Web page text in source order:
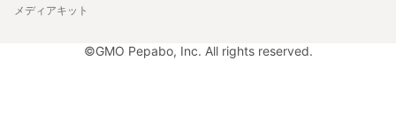
メディアキット
©GMO Pepabo, Inc. All rights reserved.